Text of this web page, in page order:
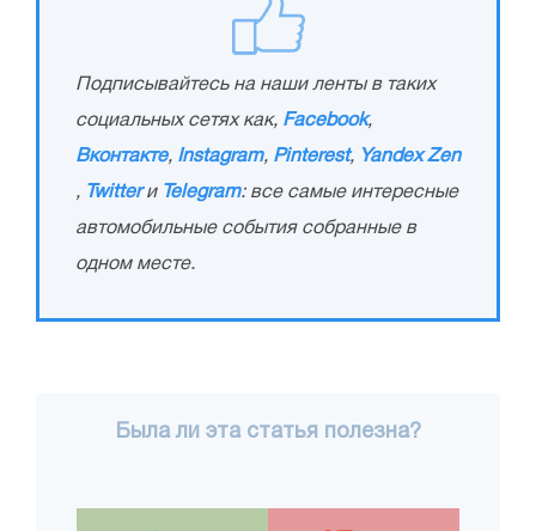
Подписывайтесь на наши ленты в таких
социальных сетях как, Facebook,
Вконтакте, Instagram, Pinterest, Yandex Zen
, Twitterи Telegram: все самые интересные
автомобильные события собранные в
одном месте.
Была ли эта статья полезна?